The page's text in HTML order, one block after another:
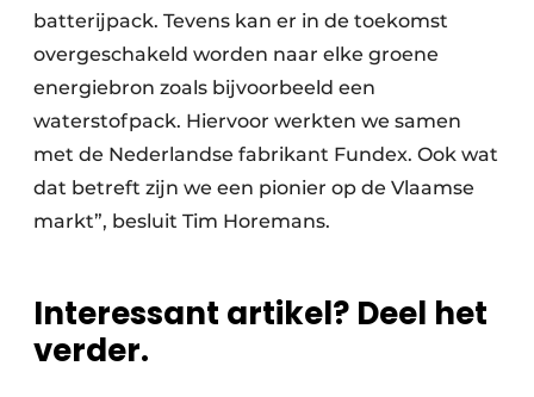
batterijpack. Tevens kan er in de toekomst
overgeschakeld worden naar elke groene
energiebron zoals bijvoorbeeld een
waterstofpack. Hiervoor werkten we samen
met de Nederlandse fabrikant Fundex. Ook wat
dat betreft zijn we een pionier op de Vlaamse
markt”, besluit Tim Horemans.
Interessant artikel? Deel het
verder.